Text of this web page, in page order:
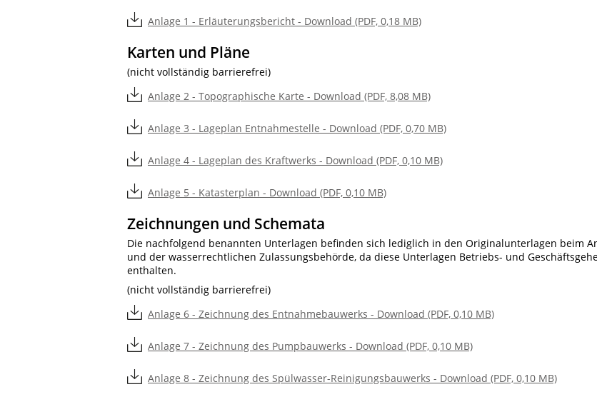
Anlage 1 - Erläuterungsbericht - Download (PDF, 0,18 MB)
Karten und Pläne
(nicht vollständig barrierefrei)
Anlage 2 - Topographische Karte - Download (PDF, 8,08 MB)
Anlage 3 - Lageplan Entnahmestelle - Download (PDF, 0,70 MB)
Anlage 4 - Lageplan des Kraftwerks - Download (PDF, 0,10 MB)
Anlage 5 - Katasterplan - Download (PDF, 0,10 MB)
Zeichnungen und Schemata
Die nachfolgend benannten Unterlagen befinden sich lediglich in den Originalunterlagen beim
und der wasserrechtlichen Zulassungsbehörde, da diese Unterlagen Betriebs- und
enthalten.
(nicht vollständig barrierefrei)
Anlage 6 - Zeichnung des Entnahmebauwerks - Download (PDF, 0,10 MB)
Anlage 7 - Zeichnung des Pumpbauwerks - Download (PDF, 0,10 MB)
Anlage 8 - Zeichnung des Spülwasser-Reinigungsbauwerks - Download (PDF, 0,10 MB)